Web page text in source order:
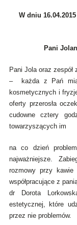
W dniu
Pani
Pani Jola oraz zespół
– każda z Pań
kosmetycznych i
oferty przerosła
cudowne cztery
towarzyszących im
na co dzień
najważniejsze.
rozmowy przy kawie
współpracujące z
dr Dorota
estetycznej, które
przez nie problemów.